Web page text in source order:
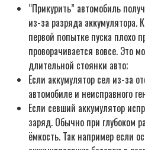
“Прикурить” автомобиль
из-за разряда аккумулятора.
первой попытке пуска плохо
проворачивается вовсе. Это
длительной стоянки авто;
Если аккумулятор сел из-за
автомобиле и неисправного
Если севший аккумулятор
заряд. Обычно при глубоком
ёмкость. Так например если